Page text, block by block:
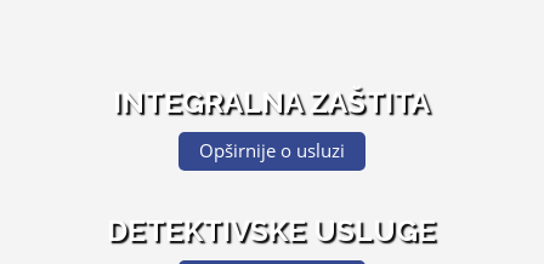
INTEGRALNA ZAŠTITA
Opširnije o usluzi
DETEKTIVSKE USLUGE